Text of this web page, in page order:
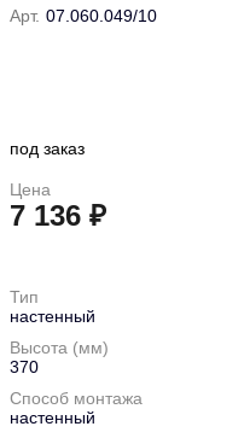
Арт. 07.060.049/10
под заказ
Цена
7 136 ₽
Тип
настенный
Высота (мм)
370
Способ монтажа
настенный